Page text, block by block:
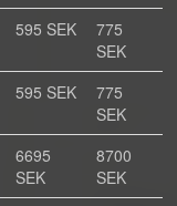
595 SEK
775
SEK
595 SEK
775
SEK
6695
SEK
8700
SEK